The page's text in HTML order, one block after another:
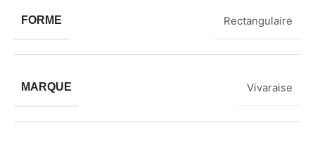
FORME Rectangulaire
MARQUE Vivaraise